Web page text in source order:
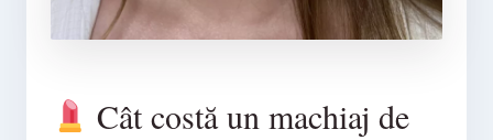
Cât costă un machiaj de